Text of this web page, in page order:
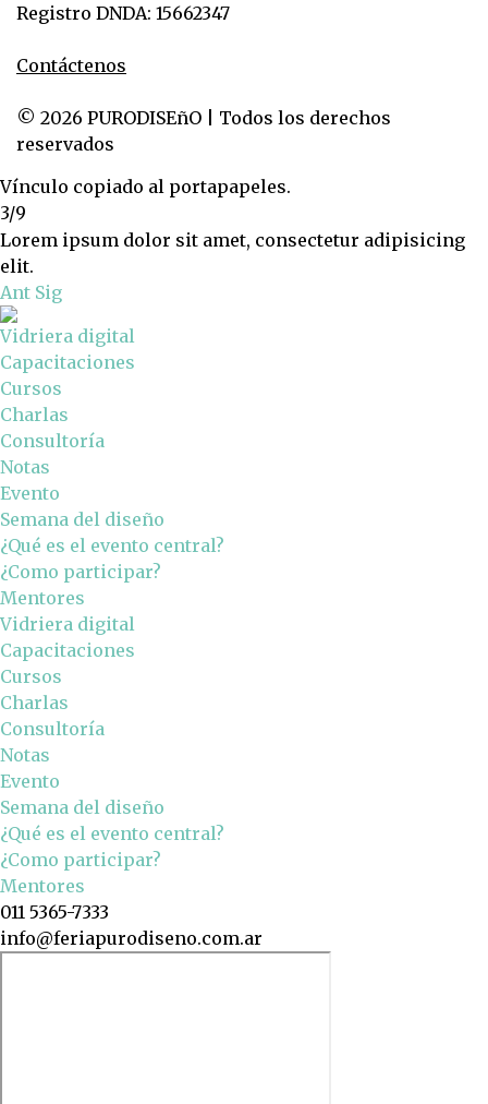
Registro DNDA: 15662347
Contáctenos
© 2026 PURODISEñO | Todos los derechos
reservados
Vínculo copiado al portapapeles.
3/9
Lorem ipsum dolor sit amet, consectetur adipisicing
elit.
Ant Sig
Vidriera digital
Capacitaciones
Cursos
Charlas
Consultoría
Notas
Evento
Semana del diseño
¿Qué es el evento central?
¿Como participar?
Mentores
Vidriera digital
Capacitaciones
Cursos
Charlas
Consultoría
Notas
Evento
Semana del diseño
¿Qué es el evento central?
¿Como participar?
Mentores
011 5365-7333
info@feriapurodiseno.com.ar